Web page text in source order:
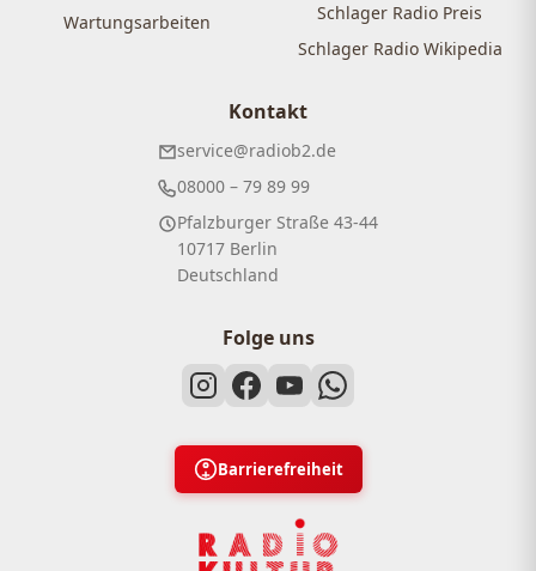
Wartungsarbeiten
Schlager Radio Preis
Schlager Radio Wikipedia
Kontakt
service@radiob2.de
08000 – 79 89 99
Pfalzburger Straße 43-44
10717 Berlin
Deutschland
Folge uns
Barrierefreiheit